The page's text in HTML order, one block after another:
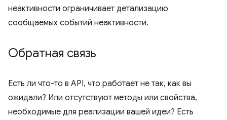
неактивности ограничивает детализацию
сообщаемых событий неактивности.
Обратная связь
Есть ли что-то в API, что работает не так, как вы
ожидали? Или отсутствуют методы или свойства,
необходимые для реализации вашей идеи? Есть